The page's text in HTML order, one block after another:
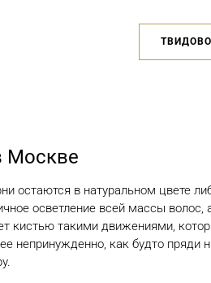
Москве
в натуральном цвете
осветление всей массы волос,
кистью такими движениями,
непринужденно, как будто